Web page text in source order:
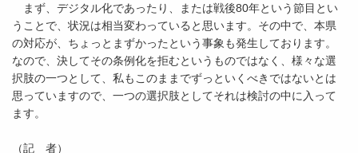
まず、デジタル化であったり、または戦後80年という節目とい
うことで、状況は相当変わっていると思います。その中で、本県
の対応が、ちょっとまずかったという事象も発生しております。
なので、決してその条例化を拒むというものではなく、様々な選
択肢の一つとして、私もこのままでずっといくべきではないとは
思っていますので、一つの選択肢としてそれは検討の中に入って
ます。
（記 者）